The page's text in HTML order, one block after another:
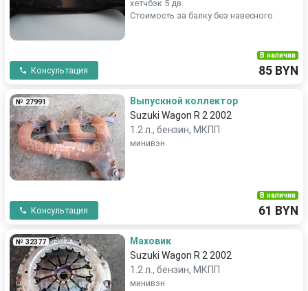
хетчбэк 5 дв.
Стоимость за балку без навесного
Консультация
В наличии
85 BYN
№ 27991
Выпускной коллектор
Suzuki Wagon R 2 2002
1.2 л., бензин, МКПП
минивэн
Консультация
В наличии
61 BYN
№ 32377
Маховик
Suzuki Wagon R 2 2002
1.2 л., бензин, МКПП
минивэн